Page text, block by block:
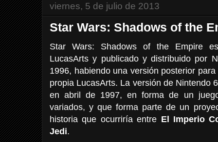
viernes, 5 de julio de 2013
Star Wars: Shadows of the
Star Wars: Shadows of the Empire
LucasArts y publicado y distribuido por
1996, habiendo una versión posterior
propia LucasArts. La versión de Nintendo
en abril de 1997, en forma de un
variados, y que forma parte de un
historia que ocurriría entre El Imperio
Jedi.